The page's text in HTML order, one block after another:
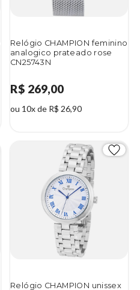
Relógio CHAMPION feminino
analogico prateado rose
CN25743N
R$ 269,00
ou 10x de R$ 26,90
Relógio CHAMPION unissex